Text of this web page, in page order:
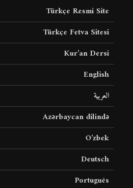
Türkçe Resmi Site
Türkçe Fetva Sitesi
Kur’an Dersi
English
العربية
Azərbaycan dilində
O’zbek
Deutsch
Português